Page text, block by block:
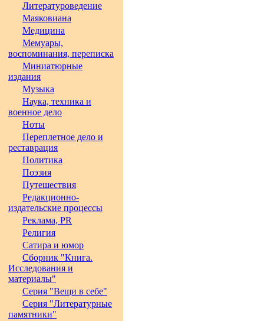
Литературоведение
Маяковиана
Медицина
Мемуары,
воспоминания, переписка
Миниатюрные
издания
Музыка
Наука, техника и
военное дело
Ноты
Переплетное дело и
реставрация
Политика
Поэзия
Путешествия
Редакционно-
издательские процессы
Реклама, PR
Религия
Сатира и юмор
Сборник "Книга.
Исследования и
материалы"
Серия "Вещи в себе"
Серия "Литературные
памятники"